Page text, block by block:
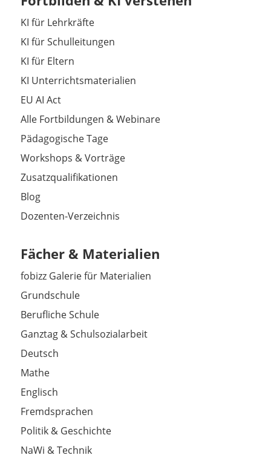
KI für Lehrkräfte
KI für Schulleitungen
KI für Eltern
KI Unterrichtsmaterialien
EU AI Act
Alle Fortbildungen & Webinare
Pädagogische Tage
Workshops & Vorträge
Zusatzqualifikationen
Blog
Dozenten-Verzeichnis
Fächer & Materialien
fobizz Galerie für Materialien
Grundschule
Berufliche Schule
Ganztag & Schulsozialarbeit
Deutsch
Mathe
Englisch
Fremdsprachen
Politik & Geschichte
NaWi & Technik